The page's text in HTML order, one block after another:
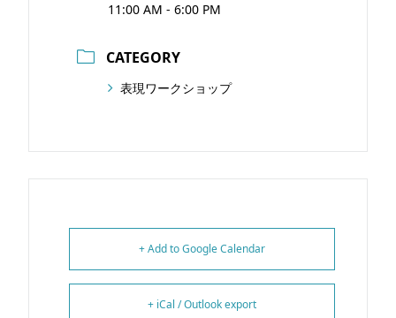
11:00 AM - 6:00 PM
CATEGORY
表現ワークショップ
+ Add to Google Calendar
+ iCal / Outlook export